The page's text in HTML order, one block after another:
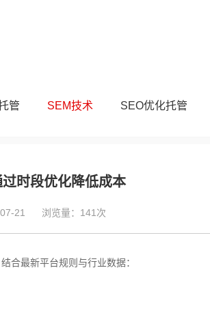
管 SEM技术 SEO优化托管
时段优化降低成本
21 浏览量：141次
合最新平台规则与行业数据：